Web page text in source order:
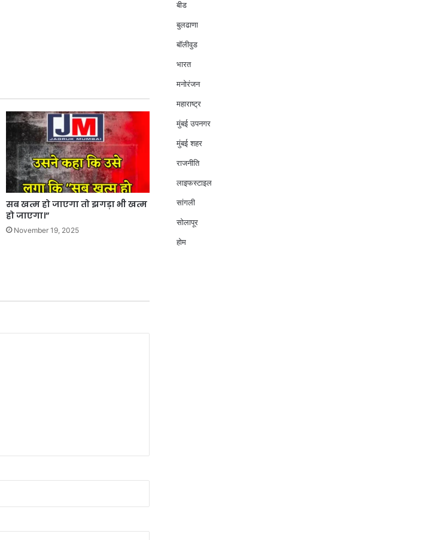
सब खत्म हो जाएगा तो झगड़ा भी खत्म
हो जाएगा।”
November 19, 2025
बीड
बुलढाणा
बॉलीवुड
भारत
मनोरंजन
महाराष्ट्र
मुंबई उपनगर
मुंबई शहर
राजनीति
लाइफस्टाइल
सांगली
सोलापूर
होम